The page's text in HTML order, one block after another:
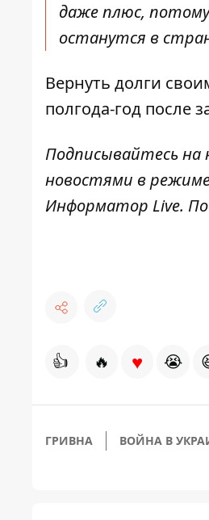
даже плюс,
останутся в
Вернуть долги
полгода-год после
Подписывайтесь на
новостями в
Информатор Live.
👍 🔥 ♥ 😭
ГРИВНА ВОЙНА В